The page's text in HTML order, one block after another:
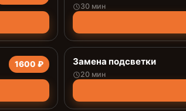
30 мин
1600 ₽ Замена подсветки
20 мин